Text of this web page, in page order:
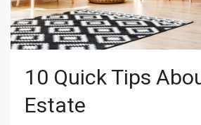
10 Quick Tips
Estate